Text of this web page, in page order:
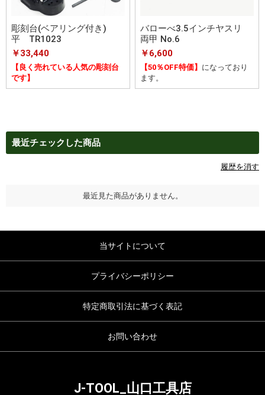
彫刻台(ベアリング付き)
平 TR1023
￥33,440
【良く売れている人気の彫刻台
です】
バローべ3.5インチヤスリ
両甲 No.6
￥6,600
【50％OFF特価】 になっており
ます。
最近チェックした商品
履歴を消す
最近見た商品がありません。
当サイトについて
プライバシーポリシー
特定商取引法に基づく表記
お問い合わせ
J-TOOL_山口工具店